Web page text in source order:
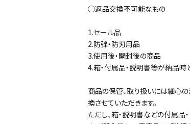
◯返品交換不可能なもの
1.セール品
2.防弾・防刃用品
3.使用後・開封後の商品
4.箱・付属品・説明書等が納品
商品の保管、取り扱いには細心
換させていただきます。
ただし、箱・説明書などの付属